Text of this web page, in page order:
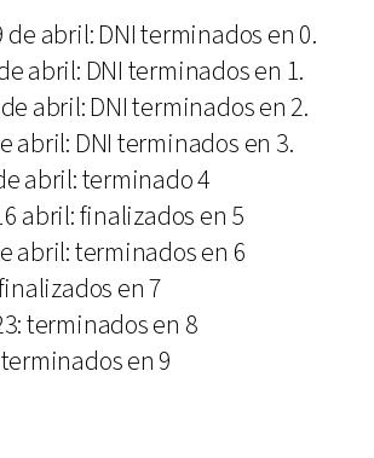
de abril: DNI terminados en 0.
abril: DNI terminados en 1.
abril: DNI terminados en 2.
abril: DNI terminados en 3.
abril: terminado 4
abril: finalizados en 5
abril: terminados en 6
en 7
terminados en 8
en 9